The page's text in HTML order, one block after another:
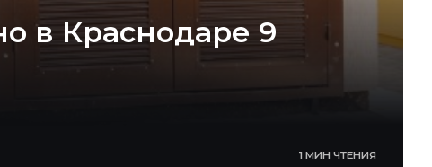
в Краснодаре 9
1 МИН ЧТЕНИЯ